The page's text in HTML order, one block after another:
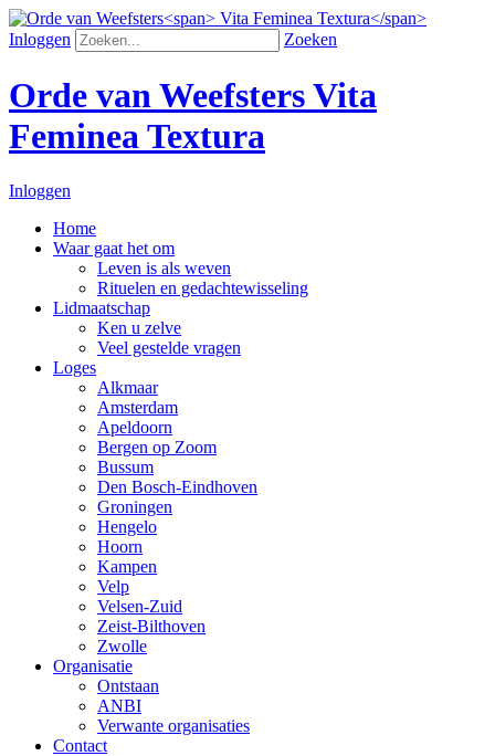
Inloggen Zoeken
Orde van WeefstersVita
Feminea Textura
Inloggen
Home
Waar gaat het om
Leven is als weven
Rituelen en gedachtewisseling
Lidmaatschap
Ken u zelve
Veel gestelde vragen
Loges
Alkmaar
Amsterdam
Apeldoorn
Bergen op Zoom
Bussum
Den Bosch-Eindhoven
Groningen
Hengelo
Hoorn
Kampen
Velp
Velsen-Zuid
Zeist-Bilthoven
Zwolle
Organisatie
Ontstaan
ANBI
Verwante organisaties
Contact